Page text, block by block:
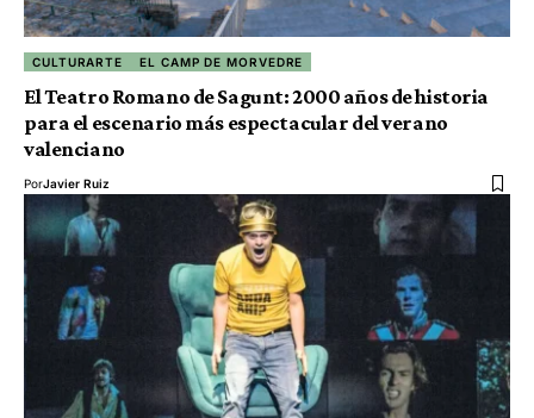
CULTURARTE EL CAMP DE MORVEDRE
El Teatro Romano de Sagunt: 2000 años de historia
para el escenario más espectacular del verano
valenciano
PorJavier Ruiz